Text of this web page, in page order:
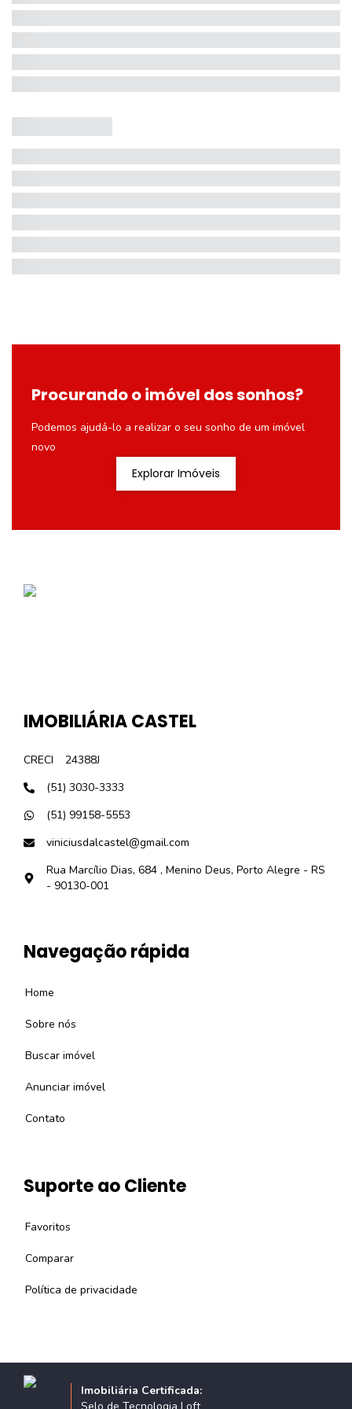
Procurando o imóvel dos sonhos?
Podemos ajudá-lo a realizar o seu sonho de um imóvel
novo
Explorar Imóveis
IMOBILIÁRIA CASTEL
CRECI
24388J
(51) 3030-3333
(51) 99158-5553
viniciusdalcastel@gmail.com
Rua Marcílio Dias, 684 , Menino Deus, Porto Alegre - RS
- 90130-001
Navegação rápida
Home
Sobre nós
Buscar imóvel
Anunciar imóvel
Contato
Suporte ao Cliente
Favoritos
Comparar
Política de privacidade
Imobiliária Certificada: